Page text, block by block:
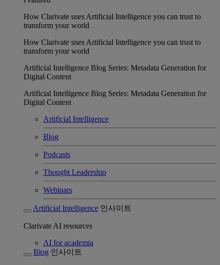
How Clarivate uses Artificial Intelligence you can trust to
transform your world
How Clarivate uses Artificial Intelligence you can trust to
transform your world
Artificial Intelligence Blog Series: Metadata Generation for
Digital Content
Artificial Intelligence Blog Series: Metadata Generation for
Digital Content
Artificial Intelligence
Blog
Podcasts
Thought Leadership
Webinars
Artificial Intelligence 인사이트
Clarivate AI resources
AI for academia
Blog 인사이트